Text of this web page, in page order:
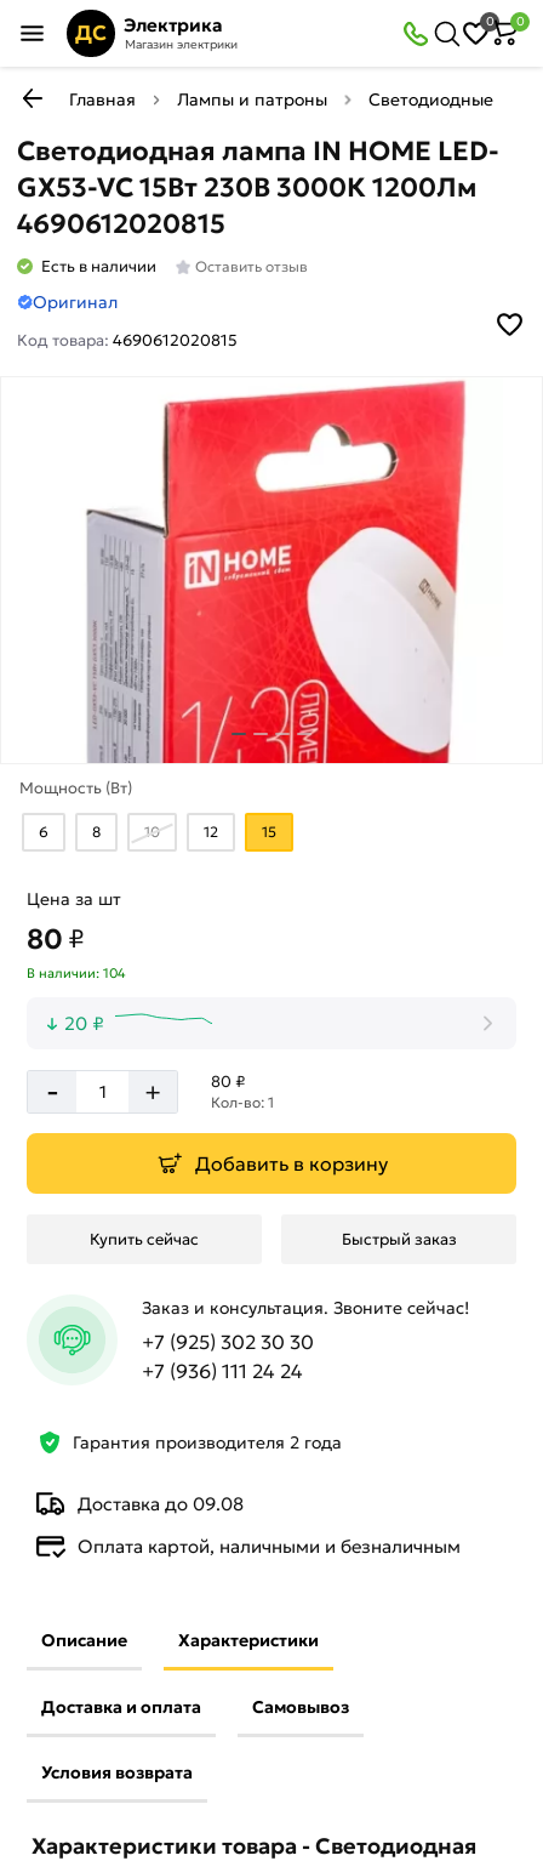
ДС Электрика
Магазин электрики
0 0
Главная Лампы и патроны Светодиодные (LED)
Светодиодная лампа IN HOME LED-
GX53-VC 15Вт 230В 3000К 1200Лм
4690612020815
Есть в наличии Оставить отзыв
Оригинал
Код товара:4690612020815
Мощность (Вт)
6 8 10 12 15
Гарантия производителя 2 года
Доставка до 09.08
Оплата картой, наличными и безналичным
Цена за шт
80 ₽
В наличии: 104
20 ₽
- + 80 ₽
Кол-во: 1
Добавить в корзину
Купить сейчас Быстрый заказ
Заказ и консультация. Звоните сейчас!
+7 (925) 302 30 30
+7 (936) 111 24 24
Описание Характеристики
Доставка и оплата Самовывоз
Условия возврата
Характеристики товара - Светодиодная